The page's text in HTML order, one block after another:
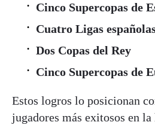
Cinco Supercopas de
Cuatro Ligas
Dos Copas del Rey
Cinco Supercopas de
Estos logros lo posicionan
jugadores más exitosos en